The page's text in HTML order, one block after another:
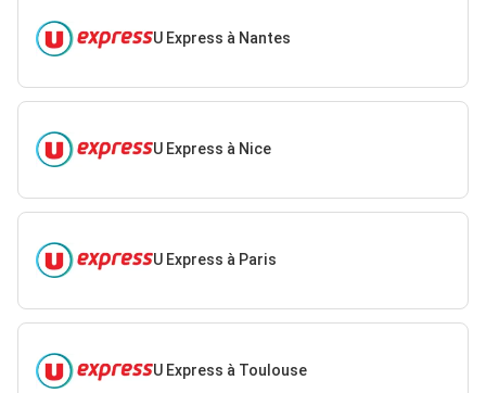
U Express à Nantes
U Express à Nice
U Express à Paris
U Express à Toulouse